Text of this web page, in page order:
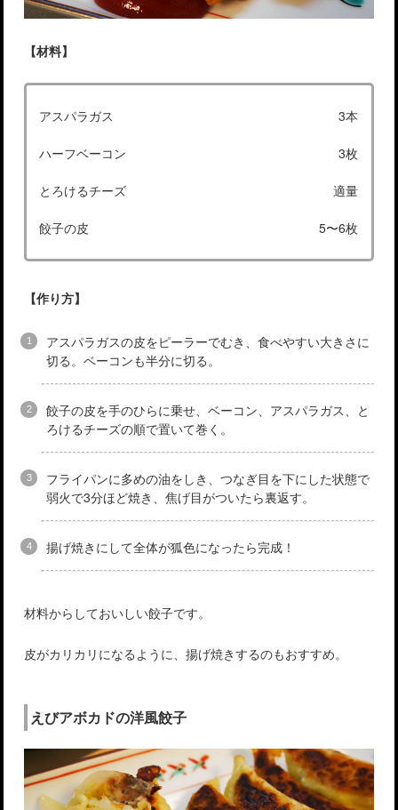
【材料】
アスパラガス 3本
ハーフベーコン 3枚
とろけるチーズ 適量
餃子の皮 5〜6枚
【作り方】
アスパラガスの皮をピーラーでむき、食べやすい大きさに
切る。ベーコンも半分に切る。
餃子の皮を手のひらに乗せ、ベーコン、アスパラガス、と
ろけるチーズの順で置いて巻く。
フライパンに多めの油をしき、つなぎ目を下にした状態で
弱火で3分ほど焼き、焦げ目がついたら裏返す。
揚げ焼きにして全体が狐色になったら完成！
材料からしておいしい餃子です。
皮がカリカリになるように、揚げ焼きするのもおすすめ。
えびアボカドの洋風餃子